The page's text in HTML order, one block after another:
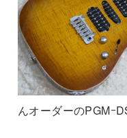
んオーダーのPGMｰ